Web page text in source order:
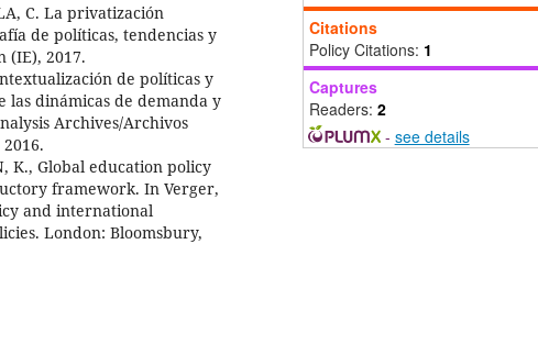
C. La privatización
de políticas, tendencias y
(IE), 2017.
de políticas y
las dinámicas de demanda y
Archives/Archivos
K., Global education policy
framework. In Verger,
and international
London: Bloomsbury,
Citations
Policy Citations: 1
Captures
Readers: 2
- see details